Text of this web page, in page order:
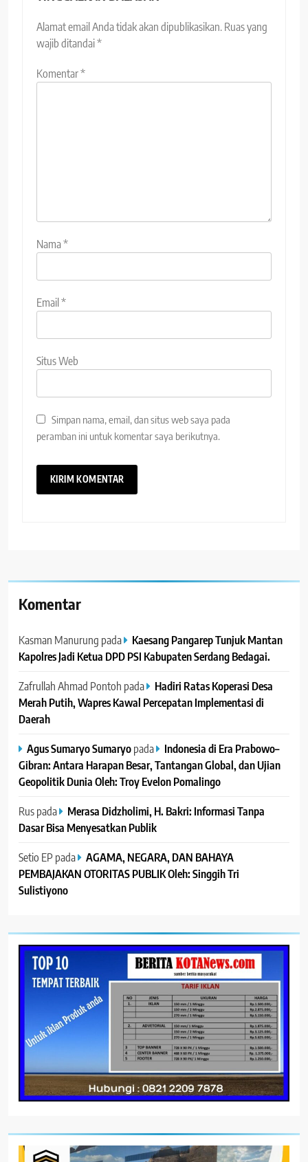
Alamat email Anda tidak akan dipublikasikan. Ruas yang
wajib ditandai*
Komentar*
Nama*
Email*
Situs Web
Simpan nama, email, dan situs web saya pada
peramban ini untuk komentar saya berikutnya.
Komentar
Kasman Manurung pada
Kaesang Pangarep Tunjuk Mantan
Kapolres Jadi Ketua DPD PSI Kabupaten Serdang Bedagai. ‎ ‎
Zafrullah Ahmad Pontoh pada
Hadiri Ratas Koperasi Desa
Merah Putih, Wapres Kawal Percepatan Implementasi di
Daerah
Agus Sumaryo Sumaryopada
Indonesia di Era Prabowo–
Gibran: Antara Harapan Besar, Tantangan Global, dan Ujian
Geopolitik Dunia Oleh: Troy Evelon Pomalingo
Ruspada
Merasa Didzholimi, H. Bakri: Informasi Tanpa
Dasar Bisa Menyesatkan Publik
Setio EP pada
AGAMA, NEGARA, DAN BAHAYA
PEMBAJAKAN OTORITAS PUBLIK Oleh: Singgih Tri
Sulistiyono